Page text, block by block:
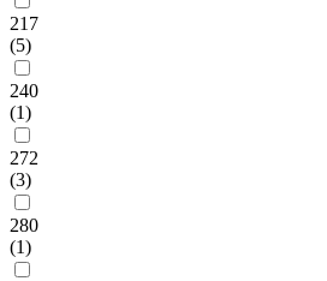
217
(5)
240
(1)
272
(3)
280
(1)